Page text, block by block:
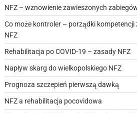
NFZ – wznowienie zawieszonych
Co może kontroler – porządki
NFZ
Rehabilitacja po COVID-19 – zasady NFZ
Napływ skarg do wielkopolskiego NFZ
Prognoza szczepień pierwszą dawką
NFZ a rehabilitacja pocovidowa